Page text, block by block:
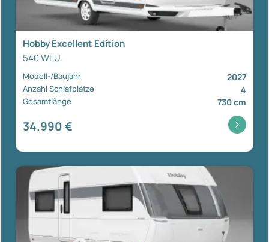
Hobby Excellent Edition
540 WLU
Modell-/Baujahr 2027
Anzahl Schlafplätze 4
Gesamtlänge 730 cm
34.990 €